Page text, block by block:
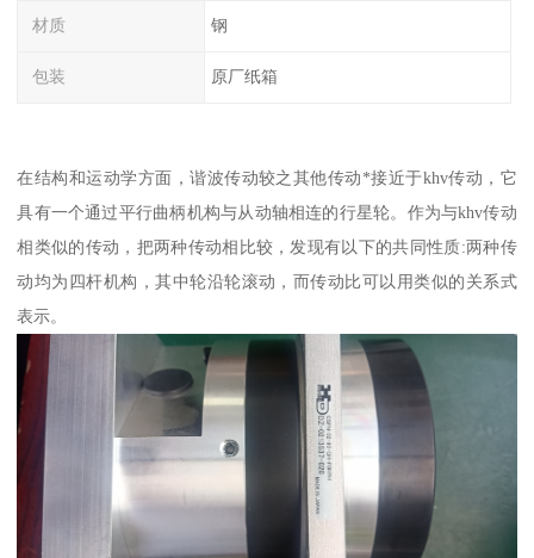
材质 钢
包装 原厂纸箱
在结构和运动学方面，谐波传动较之其他传动*接近于khv传动，它
具有一个通过平行曲柄机构与从动轴相连的行星轮。作为与khv传动
相类似的传动，把两种传动相比较，发现有以下的共同性质:两种传
动均为四杆机构，其中轮沿轮滚动，而传动比可以用类似的关系式
表示。